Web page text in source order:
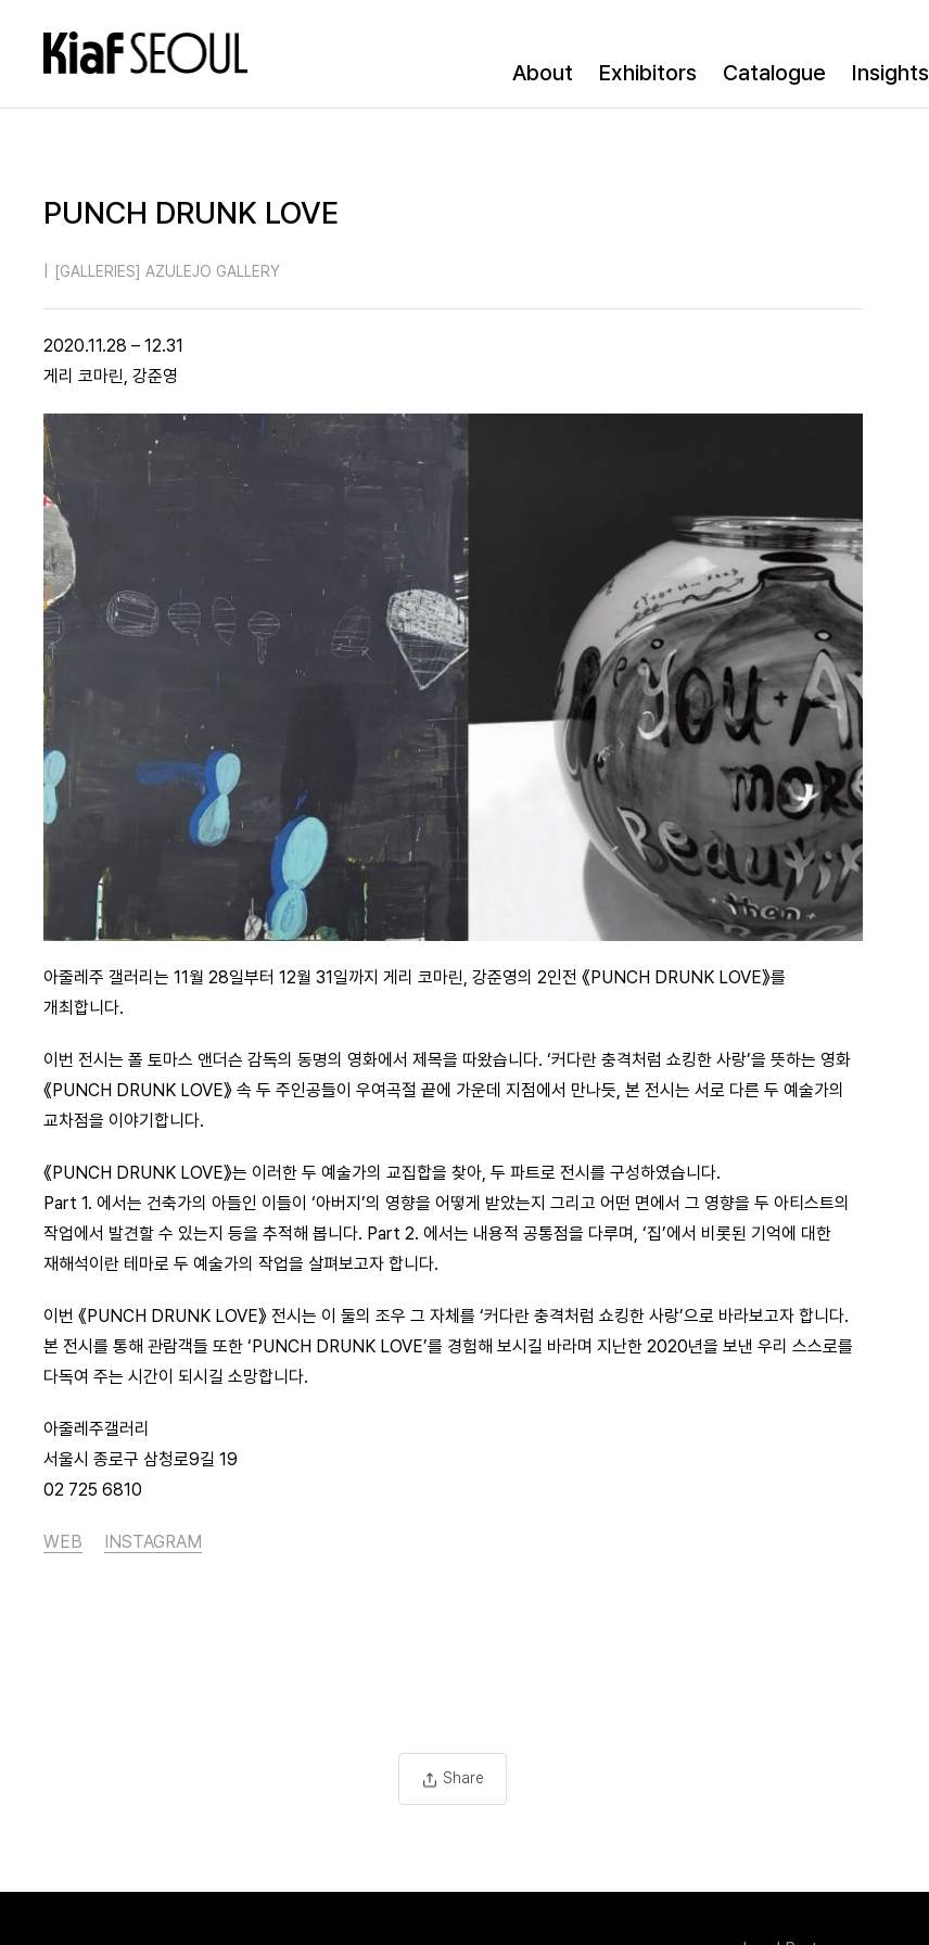
About Exhibitors Catalogue Insights
PUNCH DRUNK LOVE
[GALLERIES] AZULEJO GALLERY
2020.11.28 – 12.31
게리 코마린, 강준영
아줄레주 갤러리는 11월 28일부터 12월 31일까지 게리 코마린, 강준영의 2인전 《PUNCH DRUNK LOVE》를
개최합니다.
이번 전시는 폴 토마스 앤더슨 감독의 동명의 영화에서 제목을 따왔습니다. ‘커다란 충격처럼 쇼킹한 사랑’을 뜻하는 영화
《PUNCH DRUNK LOVE》 속 두 주인공들이 우여곡절 끝에 가운데 지점에서 만나듯, 본 전시는 서로 다른 두 예술가의
교차점을 이야기합니다.
《PUNCH DRUNK LOVE》는 이러한 두 예술가의 교집합을 찾아, 두 파트로 전시를 구성하였습니다.
Part 1. 에서는 건축가의 아들인 이들이 ‘아버지’의 영향을 어떻게 받았는지 그리고 어떤 면에서 그 영향을 두 아티스트의
작업에서 발견할 수 있는지 등을 추적해 봅니다. Part 2. 에서는 내용적 공통점을 다루며, ‘집’에서 비롯된 기억에 대한
재해석이란 테마로 두 예술가의 작업을 살펴보고자 합니다.
이번 《PUNCH DRUNK LOVE》 전시는 이 둘의 조우 그 자체를 ‘커다란 충격처럼 쇼킹한 사랑’으로 바라보고자 합니다.
본 전시를 통해 관람객들 또한 ‘PUNCH DRUNK LOVE’를 경험해 보시길 바라며 지난한 2020년을 보낸 우리 스스로를
다독여 주는 시간이 되시길 소망합니다.
아줄레주갤러리
서울시 종로구 삼청로9길 19
02 725 6810
WEB INSTAGRAM
Share